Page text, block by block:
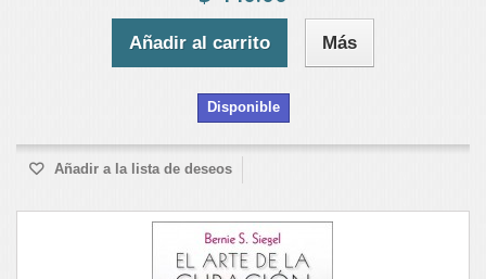
Añadir al carrito Más
Disponible
Añadir a la lista de deseos